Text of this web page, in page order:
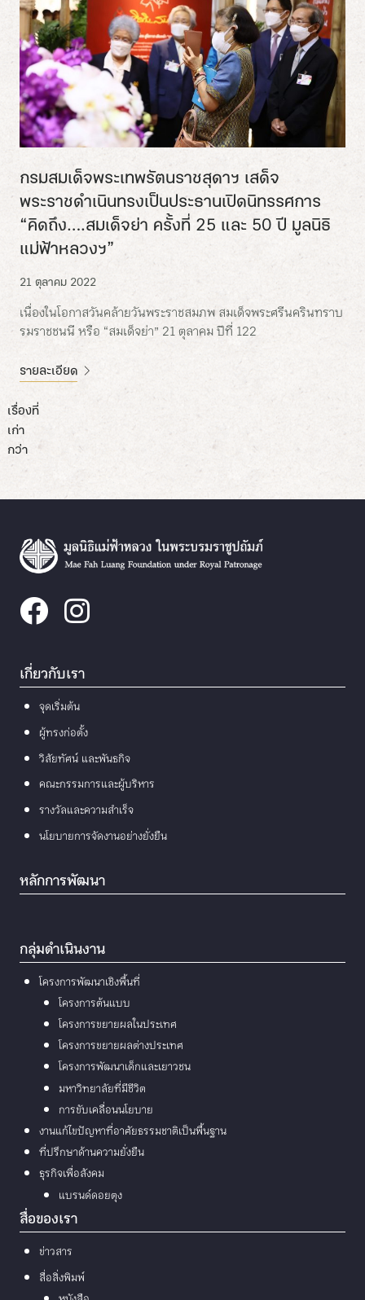
กรมสมเด็จพระเทพรัตนราชสุดาฯ เสด็จ
พระราชดำเนินทรงเป็นประธานเปิดนิทรรศการ
“คิดถึง….สมเด็จย่า ครั้งที่ 25 และ 50 ปี มูลนิธิ
แม่ฟ้าหลวงฯ”
21 ตุลาคม 2022
เนื่องในโอกาสวันคล้ายวันพระราชสมภพ สมเด็จพระศรีนครินทราบ
รมราชชนนี หรือ “สมเด็จย่า” 21 ตุลาคม ปีที่ 122
รายละเอียด
แนะแนว
เรื่อง
เรื่องที่
เก่า
กว่า
เกี่ยวกับเรา
จุดเริ่มต้น
ผู้ทรงก่อตั้ง
วิสัยทัศน์ และพันธกิจ
คณะกรรมการและผู้บริหาร
รางวัลและความสำเร็จ
นโยบายการจัดงานอย่างยั่งยืน
หลักการพัฒนา
กลุ่มดำเนินงาน
โครงการพัฒนาเชิงพื้นที่
โครงการต้นแบบ
โครงการขยายผลในประเทศ
โครงการขยายผลต่างประเทศ
โครงการพัฒนาเด็กและเยาวชน
มหาวิทยาลัยที่มีชีวิต
การขับเคลื่อนนโยบาย
งานแก้ไขปัญหาที่อาศัยธรรมชาติเป็นพื้นฐาน
ที่ปรึกษาด้านความยั่งยืน
ธุรกิจเพื่อสังคม
แบรนด์ดอยตุง
สื่อของเรา
ข่าวสาร
สื่อสิ่งพิมพ์